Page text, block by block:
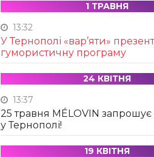
1 ТРАВНЯ
13:32
У Тернополі «вар’яти»
гумористичну програму
24 КВІТНЯ
13:37
25 травня MÉLOVIN
у Тернополі!
19 КВІТНЯ